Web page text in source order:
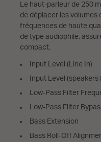
Le haut-parleur de 250
de déplacer les volumes
fréquences de haute
de type audiophile,
compact.
Input Level (Line In)
Input Level (speakers
Low-Pass Filter
Low-Pass Filter
Bass Extension
Bass Roll-Off